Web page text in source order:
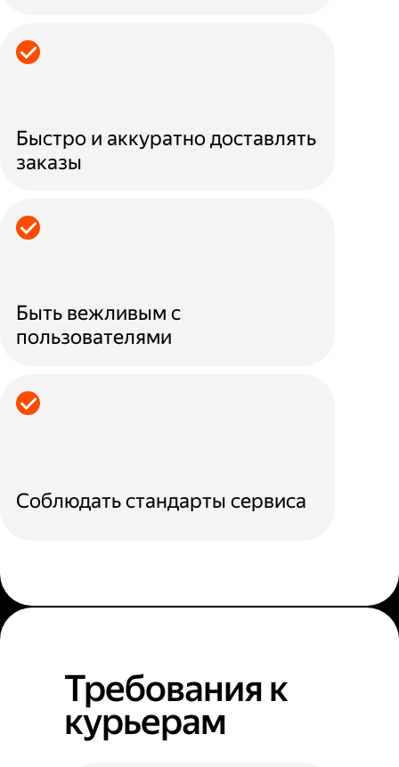
Быстро и аккуратно доставлять
заказы
Быть вежливым с
пользователями
Соблюдать стандарты сервиса
Требования к
курьерам